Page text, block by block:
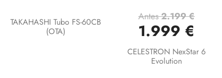
TAKAHASHI Tubo FS-60CB
(OTA)
Antes2.199 €
1.999 €
CELESTRON NexStar 6
Evolution